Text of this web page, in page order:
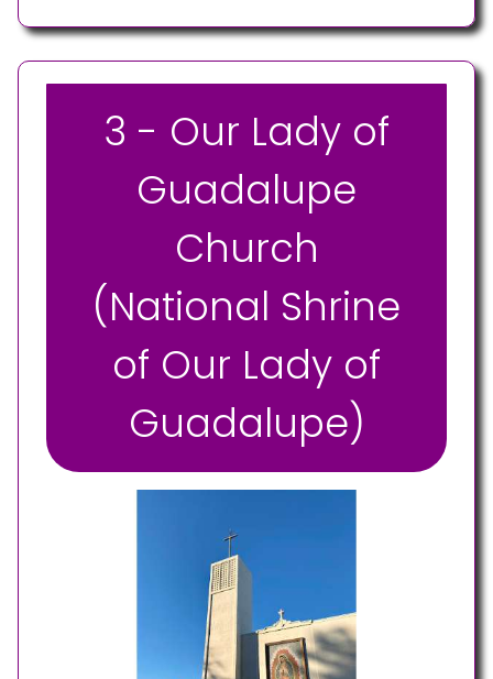
3 - Our Lady of
Guadalupe
Church
(National Shrine
of Our Lady of
Guadalupe)